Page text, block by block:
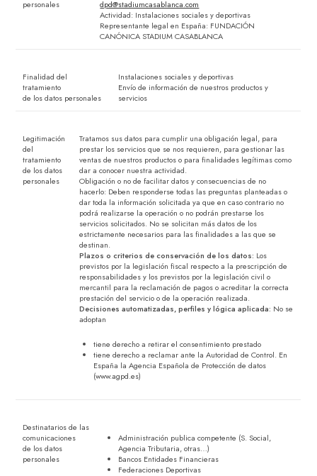
personales
dpd@stadiumcasablanca.com
Actividad: Instalaciones sociales y deportivas
Representante legal en España: FUNDACIÓN
CANÓNICA STADIUM CASABLANCA
Finalidad del
tratamiento
de los datos personales
Instalaciones sociales y deportivas
Envío de información de nuestros productos y
servicios
Legitimación
del
tratamiento
de los datos
personales
Tratamos sus datos para cumplir una obligación legal, para
prestar los servicios que se nos requieren, para gestionar las
ventas de nuestros productos o para finalidades legítimas como
dar a conocer nuestra actividad.
Obligación o no de facilitar datos y consecuencias de no
hacerlo: Deben responderse todas las preguntas planteadas o
dar toda la información solicitada ya que en caso contrario no
podrá realizarse la operación o no podrán prestarse los
servicios solicitados. No se solicitan más datos de los
estrictamente necesarios para las finalidades a las que se
destinan.
Plazos o criterios de conservación de los datos: Los
previstos por la legislación fiscal respecto a la prescripción de
responsabilidades y los previstos por la legislación civil o
mercantil para la reclamación de pagos o acreditar la correcta
prestación del servicio o de la operación realizada.
Decisiones automatizadas, perfiles y lógica aplicada: No se
adoptan
tiene derecho a retirar el consentimiento prestado
tiene derecho a reclamar ante la Autoridad de Control. En
España la Agencia Española de Protección de datos
(www.agpd.es)
Destinatarios de las
comunicaciones
de los datos
personales
Administración publica competente (S. Social,
Agencia Tributaria, otras…)
Bancos Entidades Financieras
Federaciones Deportivas